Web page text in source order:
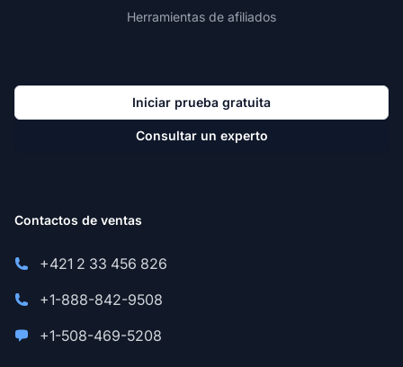
Herramientas de afiliados
Iniciar prueba gratuita
Consultar un experto
Contactos de ventas
+421 2 33 456 826
+1-888-842-9508
+1-508-469-5208